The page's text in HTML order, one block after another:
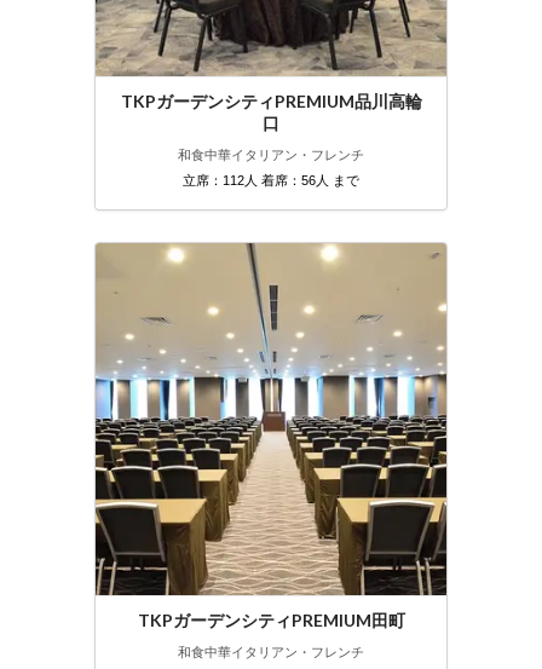
TKPガーデンシティPREMIUM品川高輪
口
和食中華イタリアン・フレンチ
立席：112人 着席：56人 まで
TKPガーデンシティPREMIUM田町
和食中華イタリアン・フレンチ